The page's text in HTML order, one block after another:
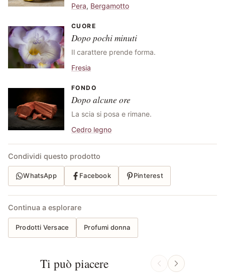
Pera, Bergamotto
CUORE
Dopo pochi minuti
Il carattere prende forma.
Fresia
FONDO
Dopo alcune ore
La scia si posa e rimane.
Cedro legno
Condividi questo prodotto
WhatsApp Facebook Pinterest
Continua a esplorare
Prodotti Versace Profumi donna
Ti può piacere